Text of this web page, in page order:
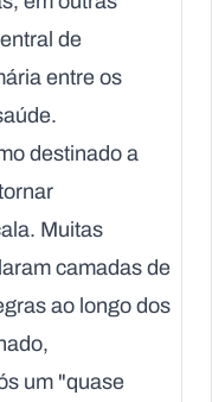
de
entre os
destinado a
Muitas
camadas de
ao longo dos
um "quase